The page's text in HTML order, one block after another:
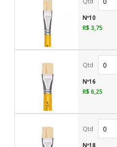
Nº10
R$ 3,75
Nº16
R$ 6,25
Nº18